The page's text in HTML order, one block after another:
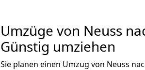
Umzüge von Neuss
Günstig umziehen
Sie planen einen Umzug von Neuss